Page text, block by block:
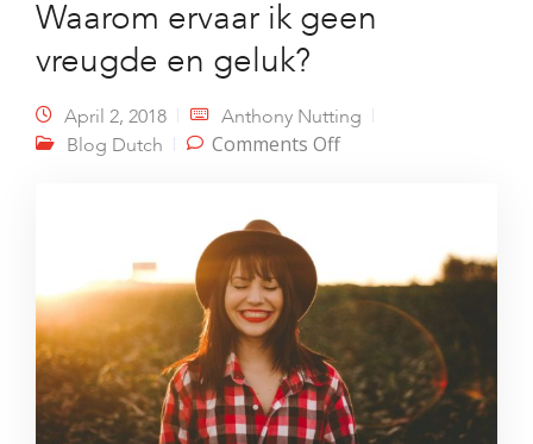
Waarom ervaar ik geen
vreugde en geluk?
April 2, 2018
Anthony Nutting
Blog Dutch
Comments Offon Waarom ervaar ik